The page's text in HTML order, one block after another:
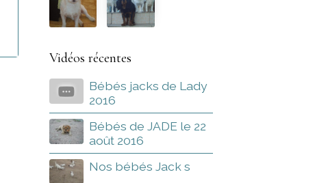
Vidéos récentes
Bébés jacks de Lady
2016
Bébés de JADE le 22
août 2016
Nos bébés Jack s